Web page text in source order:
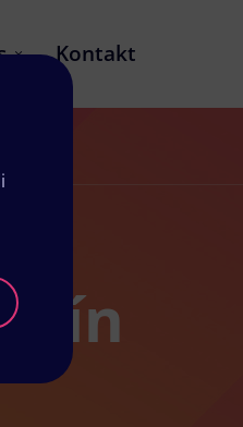
Kontakt